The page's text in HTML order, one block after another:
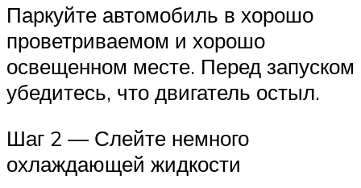
Паркуйте автомобиль в хорошо
проветриваемом и хорошо
освещенном месте. Перед запуском
убедитесь, что двигатель остыл.
Шаг 2 — Слейте немного
охлаждающей жидкости